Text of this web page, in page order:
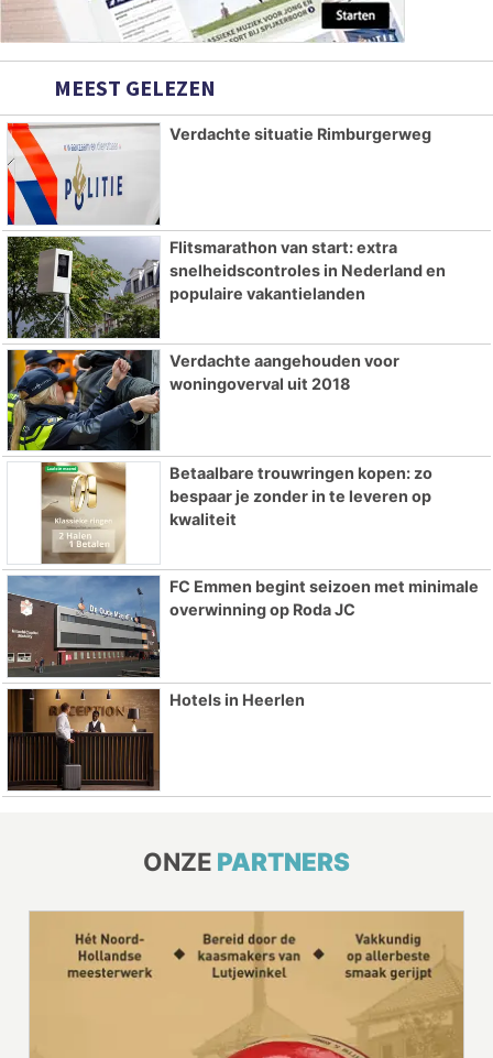
MEEST GELEZEN
Verdachte situatie Rimburgerweg
Flitsmarathon van start: extra
snelheidscontroles in Nederland en
populaire vakantielanden
Verdachte aangehouden voor
woningoverval uit 2018
Betaalbare trouwringen kopen: zo
bespaar je zonder in te leveren op
kwaliteit
FC Emmen begint seizoen met minimale
overwinning op Roda JC
Hotels in Heerlen
ONZE PARTNERS